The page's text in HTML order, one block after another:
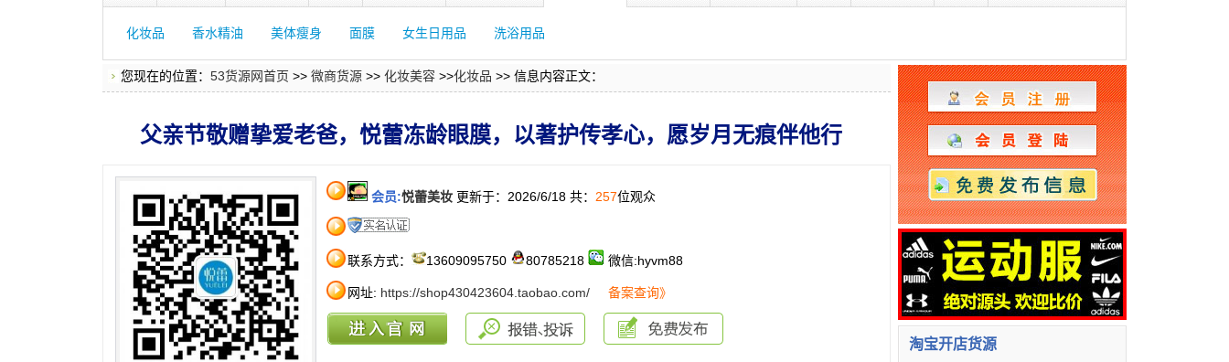
化妆品 香水精油 美体瘦身 面膜 女生日用品 洗浴用品
您现在的位置： 53货源网首页 >> 微商货源 >> 化妆美容 >>化妆品 >> 信息内容正文：
父亲节敬赠挚爱老爸，悦蕾冻龄眼膜，以著护传孝心，愿岁月无痕伴他行
会员:悦蕾美妆 更新于：2026/6/18 共： 257位观众
联系方式： 13609095750 80785218 微信:hyvm88
网址: https://shop430423604.taobao.com/ 备案查询》
淘宝开店货源